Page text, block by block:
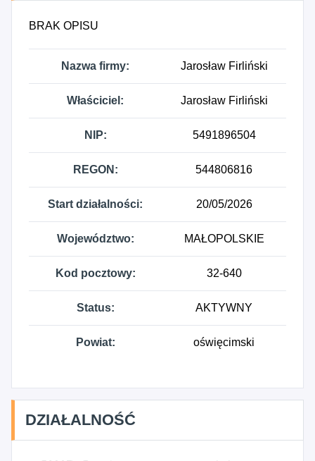
BRAK OPISU
Nazwa firmy: Jarosław Firliński
Właściciel: Jarosław Firliński
NIP: 5491896504
REGON: 544806816
Start działalności: 20/05/2026
Województwo: MAŁOPOLSKIE
Kod pocztowy: 32-640
Status: AKTYWNY
Powiat: oświęcimski
DZIAŁALNOŚĆ